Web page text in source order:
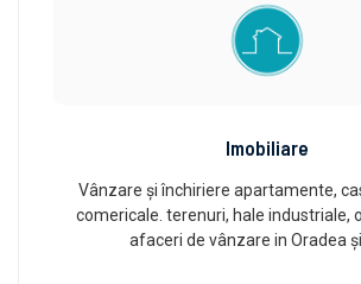
Imobiliare
Vânzare și închiriere apartamente,
comericale. terenuri, hale industriale,
afaceri de vânzare in Oradea